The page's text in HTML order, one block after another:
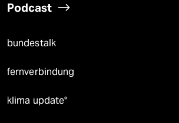
Podcast
bundestalk
fernverbindung
klima update°